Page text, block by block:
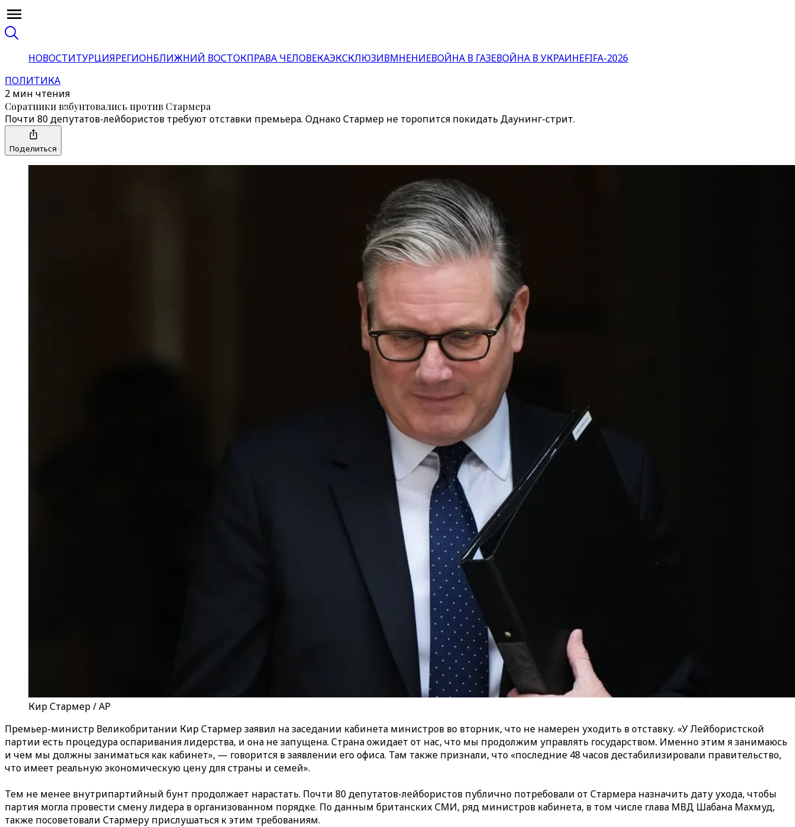
НОВОСТИТУРЦИЯРЕГИОНБЛИЖНИЙ ВОСТОКПРАВА ЧЕЛОВЕКАЭКСКЛЮЗИВМНЕНИЕВОЙНА В ГАЗЕВОЙНА В УКРАИНЕFIFA-2026
ПОЛИТИКА
2 мин чтения
Соратники взбунтовались против Стармера
Почти 80 депутатов-лейбористов требуют отставки премьера. Однако Стармер не торопится покидать Даунинг-стрит.
Поделиться
Кир Стармер / AP
Премьер-министр Великобритании Кир Стармер заявил на заседании кабинета министров во вторник, что не намерен уходить в отставку. «У Лейбористской
партии есть процедура оспаривания лидерства, и она не запущена. Страна ожидает от нас, что мы продолжим управлять государством. Именно этим я занимаюсь
и чем мы должны заниматься как кабинет», — говорится в заявлении его офиса. Там также признали, что «последние 48 часов дестабилизировали правительство,
что имеет реальную экономическую цену для страны и семей».
Тем не менее внутрипартийный бунт продолжает нарастать. Почти 80 депутатов-лейбористов публично потребовали от Стармера назначить дату ухода, чтобы
партия могла провести смену лидера в организованном порядке. По данным британских СМИ, ряд министров кабинета, в том числе глава МВД Шабана Махмуд,
также посоветовали Стармеру прислушаться к этим требованиям.